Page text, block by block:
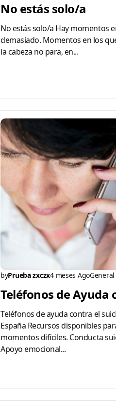
No estás solo/a
No estás solo/a Hay momentos
demasiado. Momentos en los
la cabeza no para, en...
byPrueba zxczx4 meses AgoGeneral
Teléfonos de Ayuda
Teléfonos de ayuda contra el
España Recursos disponibles
momentos difíciles. Conducta
Apoyo emocional...